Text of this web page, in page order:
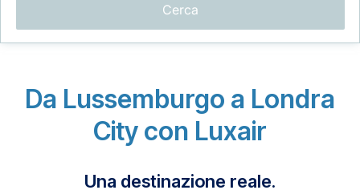
Gruppo Luxair
Cerca
Da Lussemburgo a Londra
City con Luxair
Una destinazione reale.